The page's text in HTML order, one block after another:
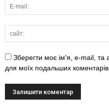
Зберегти моє ім'я, e-mail, та
для моїх подальших коментарів.